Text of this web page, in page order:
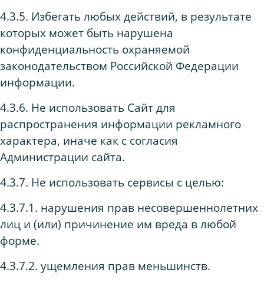
4.3.5. Избегать любых действий, в результате
которых может быть нарушена
конфиденциальность охраняемой
законодательством Российской Федерации
информации.
4.3.6. Не использовать Сайт для
распространения информации рекламного
характера, иначе как с согласия
Администрации сайта.
4.3.7. Не использовать сервисы с целью:
4.3.7.1. нарушения прав несовершеннолетних
лиц и (или) причинение им вреда в любой
форме.
4.3.7.2. ущемления прав меньшинств.